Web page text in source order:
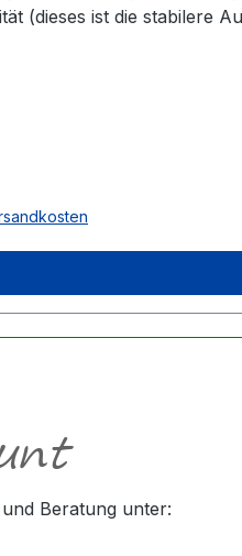
(dieses ist die stabilere
Beratung unter: